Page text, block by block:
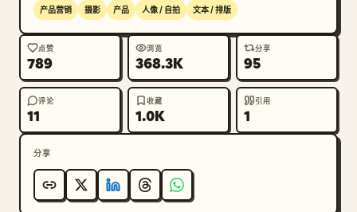
产品营销 摄影 产品 人像 / 自拍 文本 / 排版
点赞
789
浏览
368.3K
分享
95
评论
11
收藏
1.0K
引用
1
分享